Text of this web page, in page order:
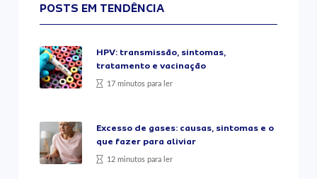
POSTS EM TENDÊNCIA
HPV: transmissão, sintomas,
tratamento e vacinação
17 minutos para ler
Excesso de gases: causas, sintomas e o
que fazer para aliviar
12 minutos para ler